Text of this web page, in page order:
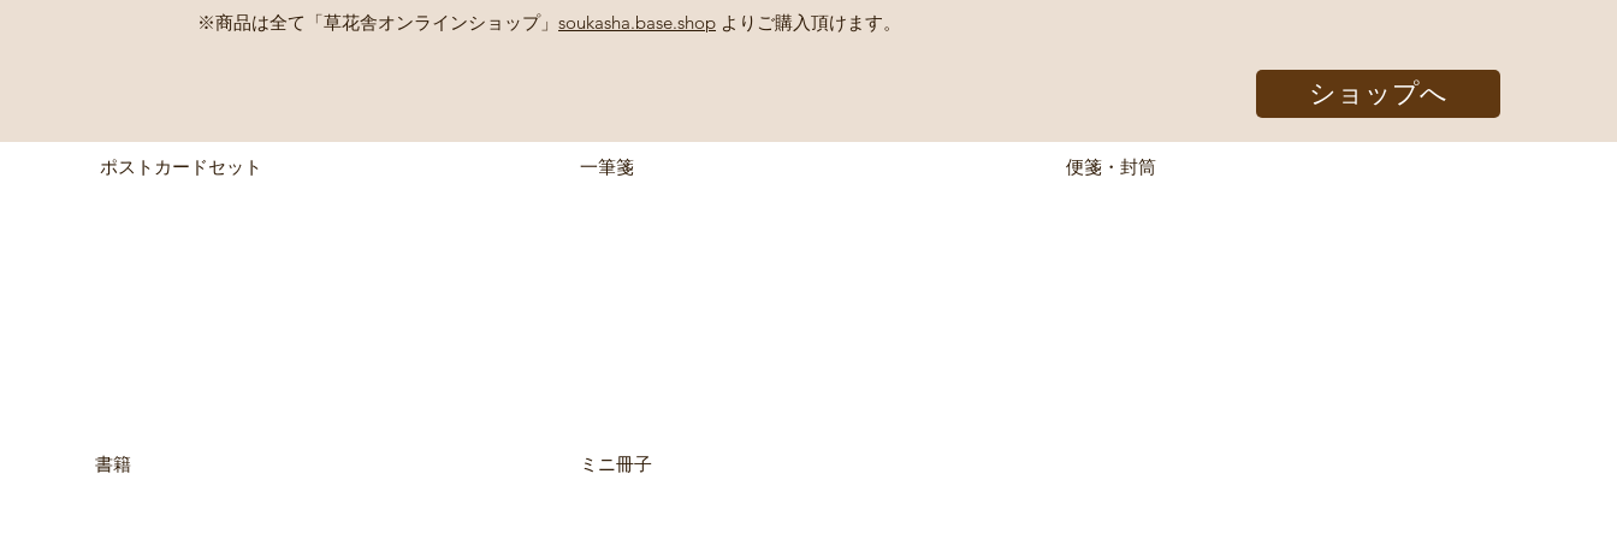
※商品は全て「草花舎オンラインショップ」soukasha.base.shop よりご購入頂けます。
ショップへ
ポストカードセット 一筆箋 便箋・封筒
書籍 ミニ冊子